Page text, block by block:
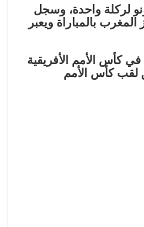
لركلة واحدة، وسجل
بالمباراة ويعبر
كأس الأمم الأفريقية
لقب كأس الأمم